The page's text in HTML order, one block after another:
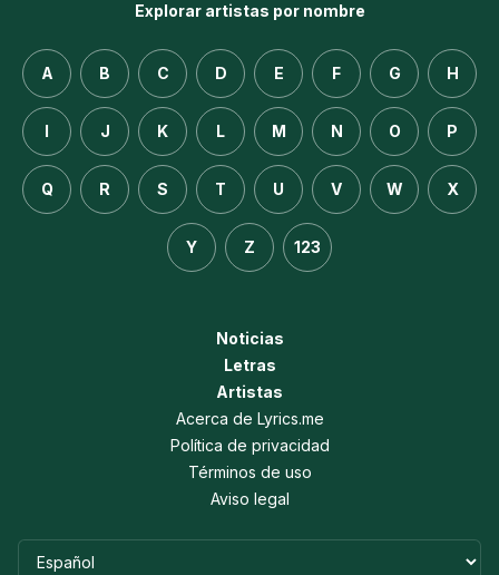
Explorar artistas por nombre
A B C D E F G H
I J K L M N O P
Q R S T U V W X
Y Z 123
Noticias
Letras
Artistas
Acerca de Lyrics.me
Política de privacidad
Términos de uso
Aviso legal